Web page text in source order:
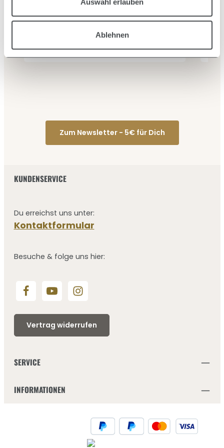
Auswahl erlauben
Ablehnen
HAAR- / SCHAUMFESTIGER
Inhalt:0.2 Liter(84,25 € / 1 Liter)
Regulärer Preis:
27,91 € (39.63% gespart)
Zum Newsletter - 5€ für Dich
KUNDENSERVICE
Du erreichst uns unter:
Kontaktformular
Besuche & folge uns hier:
Vertrag widerrufen
SERVICE
INFORMATIONEN